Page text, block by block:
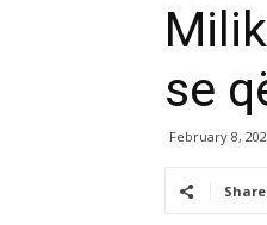
se
February 8,
Share